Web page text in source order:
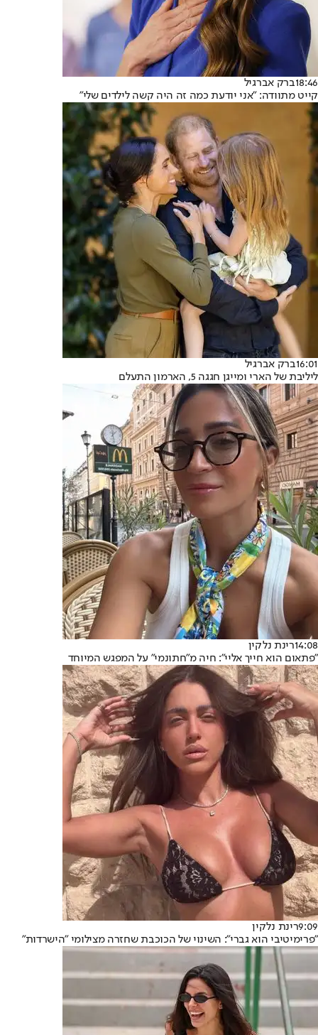
18:46ברק אברגיל
קייט מתוודה: "אני יודעת כמה זה היה קשה לילדים שלי"
16:01ברק אברגיל
ליליבת של הארי ומייגן חגגה 5, הארמון התעלם
14:08רינת נלקין
"פתאום הוא חייך אליי": חיה מ"חתונמי" על המפגש המיוחד
9:09רינת נלקין
"פרימיטיבי הוא גברי": השינוי של הכוכבת שחזרה מצילומי "הישרדות"